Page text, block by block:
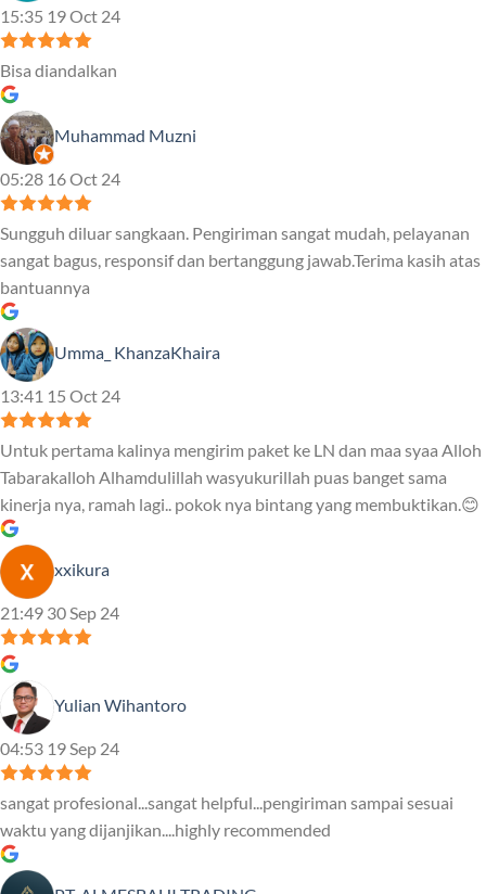
15:35 19 Oct 24
Bisa diandalkan
Muhammad Muzni
05:28 16 Oct 24
Sungguh diluar sangkaan. Pengiriman sangat mudah, pelayanan
sangat bagus, responsif dan bertanggung jawab.Terima kasih atas
bantuannya
Umma_ KhanzaKhaira
13:41 15 Oct 24
Untuk pertama kalinya mengirim paket ke LN dan maa syaa Alloh
Tabarakalloh Alhamdulillah wasyukurillah puas banget sama
kinerja nya, ramah lagi.. pokok nya bintang yang membuktikan.😊
xxikura
21:49 30 Sep 24
Yulian Wihantoro
04:53 19 Sep 24
sangat profesional...sangat helpful...pengiriman sampai sesuai
waktu yang dijanjikan....highly recommended